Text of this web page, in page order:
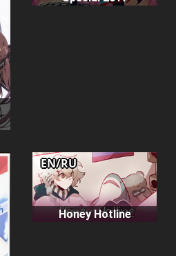
Honey Hotline
EN/RU